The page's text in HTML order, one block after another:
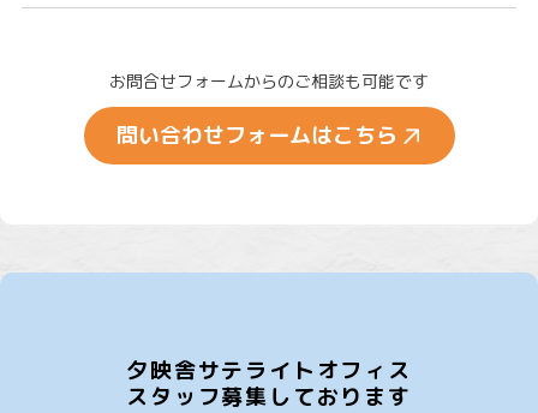
お問合せフォームからのご相談も可能です
問い合わせフォームはこちら
夕映舎サテライトオフィス
スタッフ募集しております